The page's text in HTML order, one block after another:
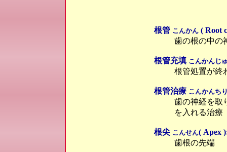
根管 こんかん ( Root
歯の根の中の
根管充填 こんかんじ
根管処置が終
根管治療 こんかんち
歯の神経を取
を入れる治療
根尖 こんせん( Apex
歯根の先端